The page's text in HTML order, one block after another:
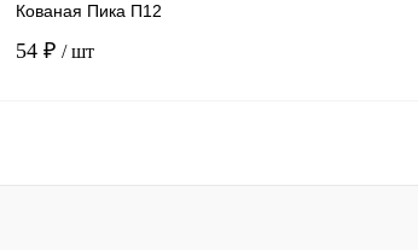
Кованая Пика П12
54 ₽ / шт